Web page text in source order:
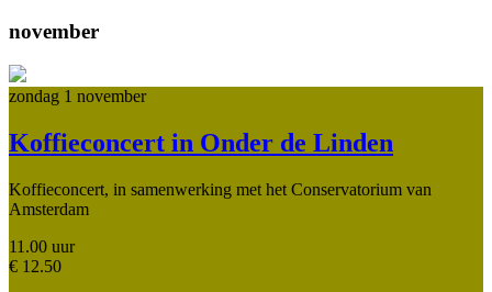
november
zondag 1 november
Koffieconcert in Onder de Linden
Koffieconcert, in samenwerking met het Conservatorium van
Amsterdam
11.00 uur
€ 12.50